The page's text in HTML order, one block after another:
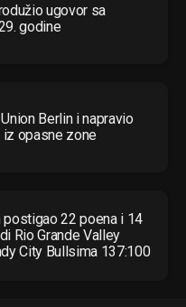
ugovor sa
godine
Berlin i napravio
opasne zone
22 poena i 14
Rio Grande Valley
City Bullsima 137:100